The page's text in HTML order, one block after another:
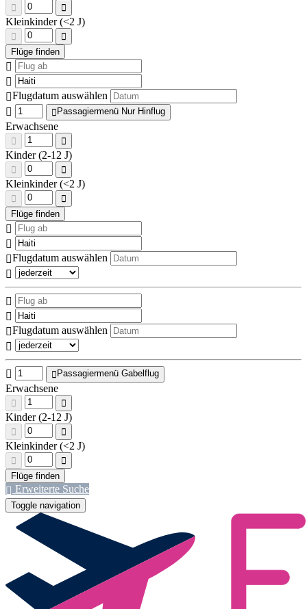
Kleinkinder (<2 J)
Flugdatum auswählen
Passagiermenü Nur Hinflug
Erwachsene
Kinder (2-12 J)
Kleinkinder (<2 J)
Flugdatum auswählen
Flugdatum auswählen
Passagiermenü Gabelflug
Erwachsene
Kinder (2-12 J)
Kleinkinder (<2 J)
Erweiterte Suche
Toggle navigation